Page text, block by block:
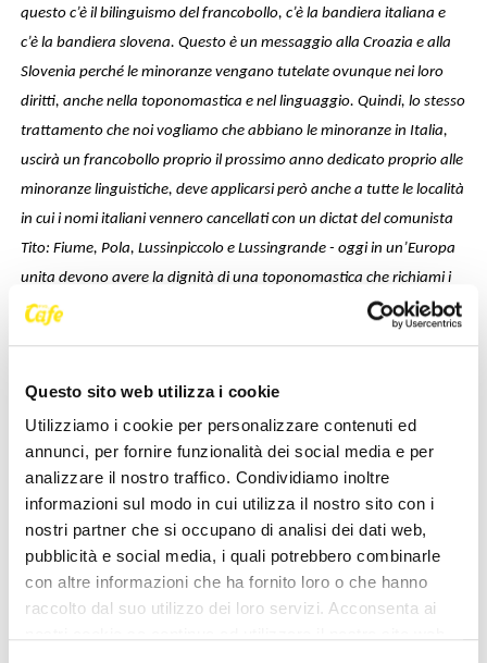
Questo sito web utilizza i cookie
Utilizziamo i cookie per personalizzare contenuti ed
annunci, per fornire funzionalità dei social media e per
analizzare il nostro traffico. Condividiamo inoltre
informazioni sul modo in cui utilizza il nostro sito con i
nostri partner che si occupano di analisi dei dati web,
pubblicità e social media, i quali potrebbero combinarle
con altre informazioni che ha fornito loro o che hanno
raccolto dal suo utilizzo dei loro servizi. Acconsenta ai
questo c’è il bilinguismo del francobollo, c’è la bandiera italiana e
c’è la bandiera slovena. Questo è un messaggio alla Croazia e alla
Slovenia perché le minoranze vengano tutelate ovunque nei loro
diritti, anche nella toponomastica e nel linguaggio. Quindi, lo stesso
trattamento che noi vogliamo che abbiano le minoranze in Italia,
uscirà un francobollo proprio il prossimo anno dedicato proprio alle
minoranze linguistiche, deve applicarsi però anche a tutte le località
in cui i nomi italiani vennero cancellati con un dictat del comunista
Tito: Fiume, Pola, Lussinpiccolo e Lussingrande - oggi in un’Europa
unita devono avere la dignità di una toponomastica che richiami i
nomi originali. Perché ogni minoranza deve all’interno dell’Europa
trattamento valida per tutti quelli che hanno aderito all’Unione
Europea."
NEWS DELLA STESSA CATEGORIA